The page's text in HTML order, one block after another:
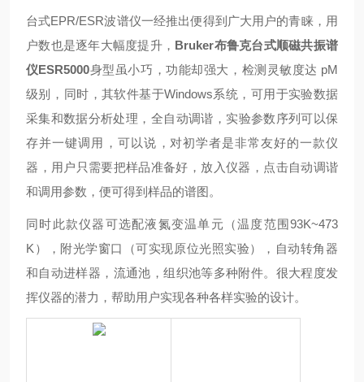
台式EPR/ESR波谱仪一经推出便得到广大用户的青睐，用
户数也是逐年大幅度提升， Bruker布鲁克台式顺磁共振谱
仪ESR5000身型虽小巧，功能却强大，检测灵敏度达 pM
级别，同时，其软件基于Windows系统，可用于实验数据
采集和数据分析处理，全自动调谐，实验参数序列可以保
存并一键调用，可以说，对初学者是非常友好的一款仪
器，用户只需要把样品准备好，放入仪器，点击自动调谐
和调用参数，便可得到样品的谱图。
同时此款仪器可选配液氮变温单元（温度范围93K~473
K），附光学窗口（可实现原位光照实验），自动转角器
和自动进样器，流通池，组织池等多种附件。很大程度发
挥仪器的潜力，帮助用户实现各种各样实验的设计。